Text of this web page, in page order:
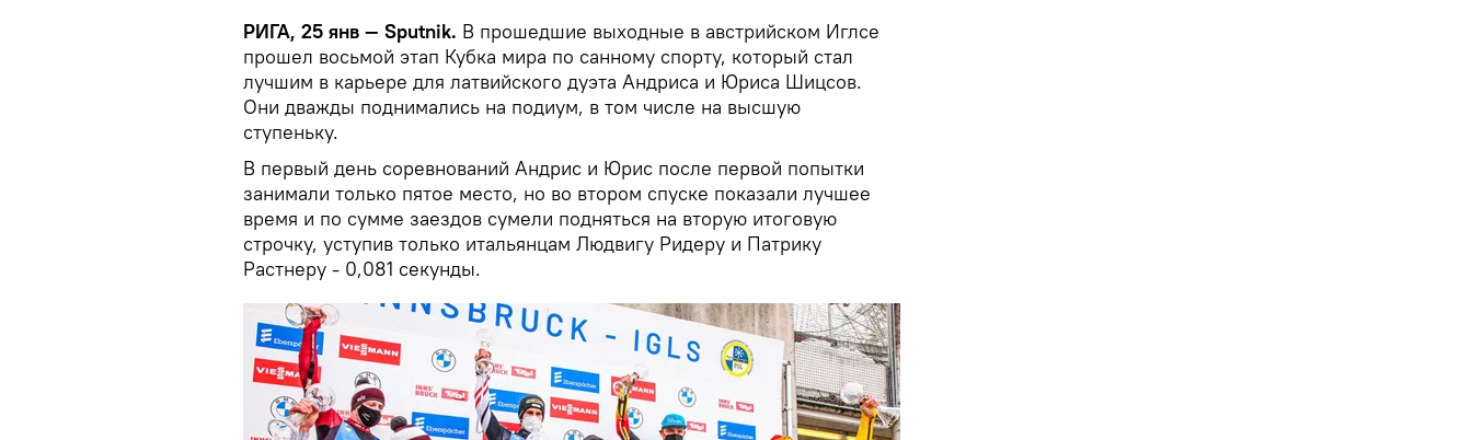
РИГА, 25 янв — Sputnik. В прошедшие выходные в австрийском Иглсе
прошел восьмой этап Кубка мира по санному спорту, который стал
лучшим в карьере для латвийского дуэта Андриса и Юриса Шицсов.
Они дважды поднимались на подиум, в том числе на высшую
ступеньку.
В первый день соревнований Андрис и Юрис после первой попытки
занимали только пятое место, но во втором спуске показали лучшее
время и по сумме заездов сумели подняться на вторую итоговую
строчку, уступив только итальянцам Людвигу Ридеру и Патрику
Растнеру - 0,081 секунды.